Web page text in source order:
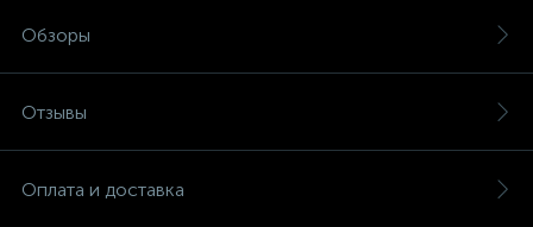
Обзоры
Отзывы
Оплата и доставка